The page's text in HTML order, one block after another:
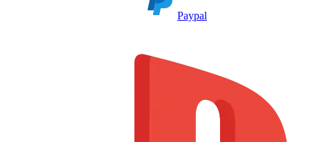
Paypal